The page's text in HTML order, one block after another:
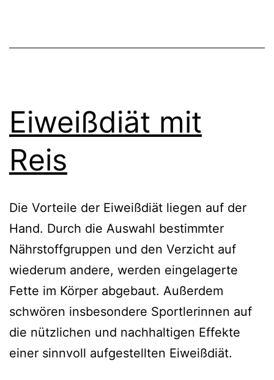
Eiweißdiät mit
Reis
Die Vorteile der Eiweißdiät liegen auf der
Hand. Durch die Auswahl bestimmter
Nährstoffgruppen und den Verzicht auf
wiederum andere, werden eingelagerte
Fette im Körper abgebaut. Außerdem
schwören insbesondere Sportlerinnen auf
die nützlichen und nachhaltigen Effekte
einer sinnvoll aufgestellten Eiweißdiät.